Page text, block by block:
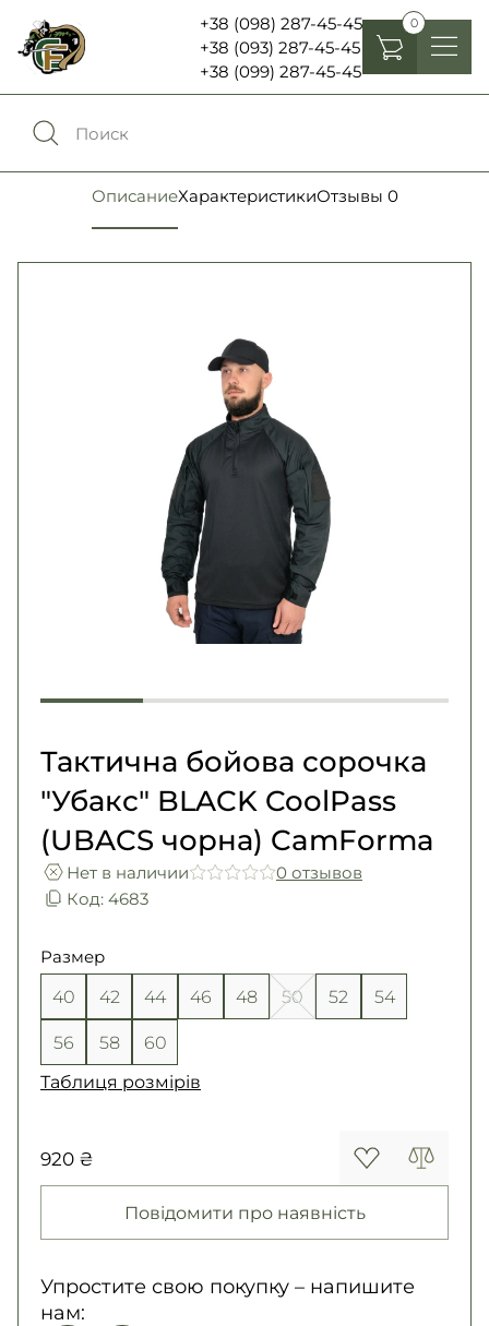
+38 (098) 287-45-45
+38 (093) 287-45-45
+38 (099) 287-45-45
0
Сравнение0
Избранное0
Возврат и обмен
Обувь
Фонари, бинокли и елементы питания
Шевроны, патчи , нашивки
Second Hand NATO
ОписаниеХарактеристикиОтзывы 0
Тактична бойова сорочка
"Убакс" BLACK CoolPass
(UBACS чорна) CamForma
Нет в наличии
0 отзывов
Код: 4683
Размер
40 42 44 46 48 50 52
54
56
58
60
Таблиця розмірів
920 ₴
Повідомити про наявність
Упростите свою покупку – напишите
нам: